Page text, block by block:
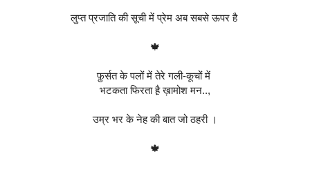
लुप्त प्रजाति की सूची में प्रेम अब सबसे ऊपर है
🍁
फ़ुर्सत के पलों में तेरे गली-कूचों में
भटकता फिरता है़ ख़ामोश मन..,
उम्र भर के नेह की बात जो ठहरी ।
🍁